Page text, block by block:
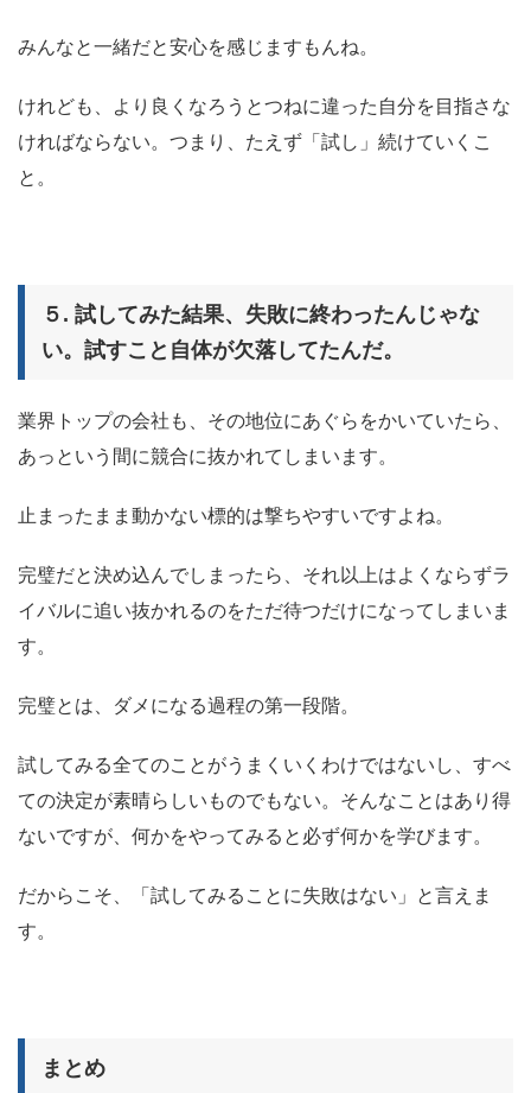
みんなと一緒だと安心を感じますもんね。
けれども、より良くなろうとつねに違った自分を目指さな
ければならない。つまり、たえず「試し」続けていくこ
と。
５. 試してみた結果、失敗に終わったんじゃな
い。試すこと自体が欠落してたんだ。
業界トップの会社も、その地位にあぐらをかいていたら、
あっという間に競合に抜かれてしまいます。
止まったまま動かない標的は撃ちやすいですよね。
完璧だと決め込んでしまったら、それ以上はよくならずラ
イバルに追い抜かれるのをただ待つだけになってしまいま
す。
完璧とは、ダメになる過程の第一段階。
試してみる全てのことがうまくいくわけではないし、すべ
ての決定が素晴らしいものでもない。そんなことはあり得
ないですが、何かをやってみると必ず何かを学びます。
だからこそ、「試してみることに失敗はない」と言えま
す。
まとめ